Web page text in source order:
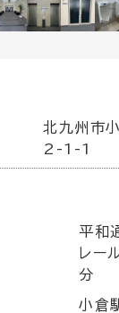
北九州市
2-1-1
平和
レー
分
小倉